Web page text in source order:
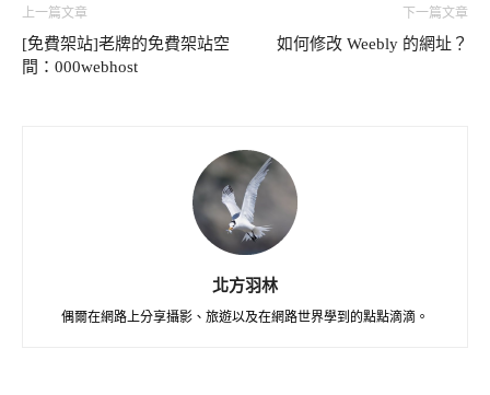
上一篇文章
[免費架站]老牌的免費架站空
間：000webhost
下一篇文章
如何修改 Weebly 的網址？
北方羽林
偶爾在網路上分享攝影、旅遊以及在網路世界學到的點點滴滴。